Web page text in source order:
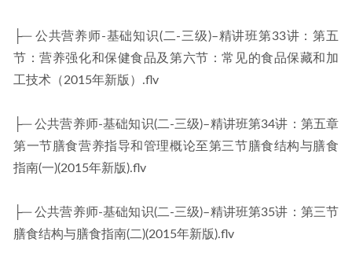
├─ 公共营养师-基础知识(二-三级)–精讲班第33讲：第五
节：营养强化和保健食品及第六节：常见的食品保藏和加
工技术（2015年新版）.flv
├─ 公共营养师-基础知识(二-三级)–精讲班第34讲：第五章
第一节膳食营养指导和管理概论至第三节膳食结构与膳食
指南(一)(2015年新版).flv
├─ 公共营养师-基础知识(二-三级)–精讲班第35讲：第三节
膳食结构与膳食指南(二)(2015年新版).flv